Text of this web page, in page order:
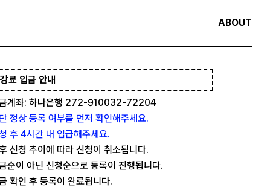
ABOUT
료 입금 안내
계좌: 하나은행 272-910032-72204
정상 등록 여부를 먼저 확인해주세요.
후 4시간 내 입급해주세요.
신청 추이에 따라 신청이 취소됩니다.
순이 아닌 신청순으로 등록이 진행됩니다.
확인 후 등록이 완료됩니다.